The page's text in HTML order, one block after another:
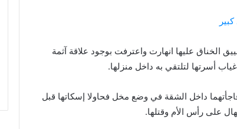
الخناق عليها انهارت واعترفت بوجود علاقة آثمة
أسرتها لتلتقي به داخل منزلها.
داخل الشقة في وضع مخل فحاولا إسكاتها قبل
على رأس الأم وقتلها.